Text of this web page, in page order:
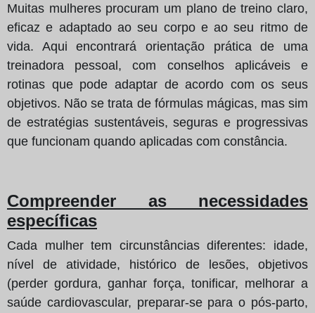
Muitas mulheres procuram um plano de treino claro,
eficaz e adaptado ao seu corpo e ao seu ritmo de
vida. Aqui encontrará orientação prática de uma
treinadora pessoal, com conselhos aplicáveis e
rotinas que pode adaptar de acordo com os seus
objetivos. Não se trata de fórmulas mágicas, mas sim
de estratégias sustentáveis, seguras e progressivas
que funcionam quando aplicadas com constância.
Compreender as necessidades
específicas
Cada mulher tem circunstâncias diferentes: idade,
nível de atividade, histórico de lesões, objetivos
(perder gordura, ganhar força, tonificar, melhorar a
saúde cardiovascular, preparar-se para o pós-parto,